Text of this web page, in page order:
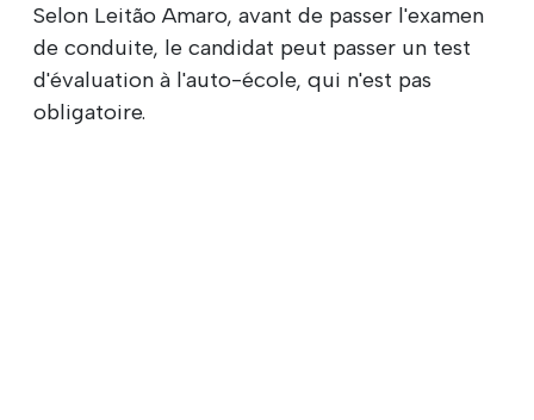
Selon Leitão Amaro, avant de passer l'examen
de conduite, le candidat peut passer un test
d'évaluation à l'auto-école, qui n'est pas
obligatoire.